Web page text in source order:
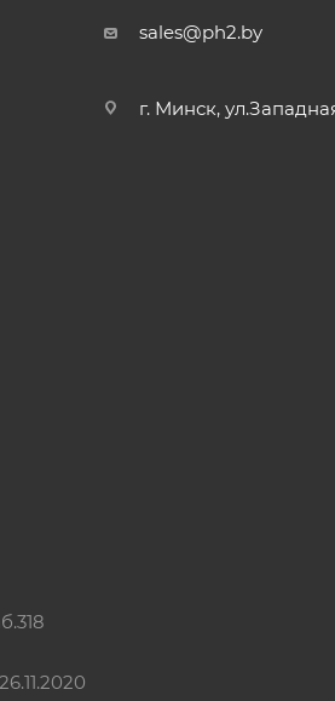
sales@ph2.by
г. Минск,